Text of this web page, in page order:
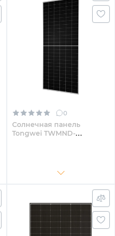
0
Солнечная панель
Tongwei TWMND-